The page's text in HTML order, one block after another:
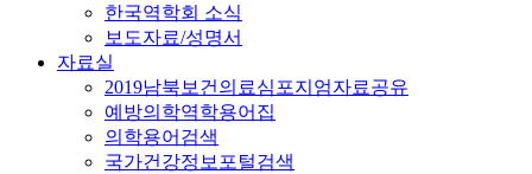
한국역학회 소식
보도자료/성명서
자료실
2019남북보건의료심포지엄자료공유
예방의학역학용어집
의학용어검색
국가건강정보포털검색